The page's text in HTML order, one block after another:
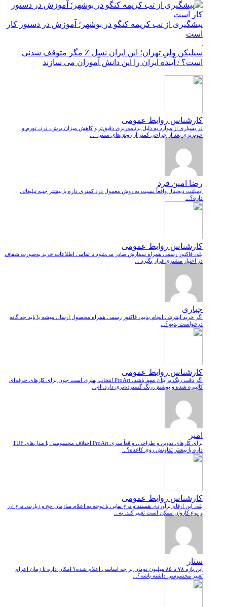
پیشگیری از تب کریمه کنگو در بوشهر؛ آموزش در دستور کار
است
سیلیکن ولیِ تهران؛ این ایران نسل Z مگر متوقف شدنی
است؟ / آینده ایران را این دانش آموزان می سازند
کارشناس روابط عمومی
در بسیاری از موارد به دلیل برنامه‌ریزی دقیق‌تر و کاهش میزان برش، درد، تورم و
خونریزی بعد از جراحی کمتر از روش‌های سنتی ا...
رضا امین فرد
ایمپلنت دیجیتال واقعاً نسبت به روش معمول درد کمتری داره یا بیشتر جنبه تبلیغاتی
داره؟...
کارشناس روابط عمومی
بله، فاکتور رسمی همراه سفارش صادر می‌شود تا تمامی اطلاعات خرید به‌صورت شفاف
در اختیار مشتری قرار بگیرد....
جباری
اگر خرید اینترنتی انجام بدیم، فاکتور رسمی همراه محصول ارسال میشه یا باید جداگانه
درخواست بدیم؟...
کارشناس روابط عمومی
اگر دقت رنگ برایتان مهم باشد، ProArt انتخاب بهتری است چون برای کارهای حرفه‌ای
کالیبره شده و پوشش رنگ گسترده‌تری دارد. ام...
امیر
برای کارهای تدوین و طراحی، واقعاً سری ProArt اختلاف محسوسی با مدل‌های TUF
داره یا بیشتر تفاوتش روی کاغذه؟...
کارشناس روابط عمومی
بله، این ارقام برآوردی هستند و نرخ نهایی با توجه به اعلام سازمان حج و زیارت، نرخ ارز
و نوع کاروان ممکن است تغییر کند. به...
ستار
این بازه ۷۸ تا ۸۵ میلیون تومان بر چه اساسی اعلام شده؟ امکان داره تا زمان اعزام
تغییر محسوسی داشته باشه؟...